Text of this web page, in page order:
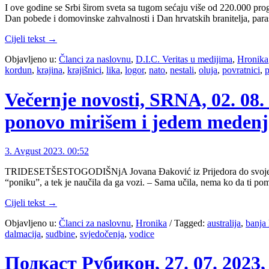
I ove godine se Srbi širom sveta sa tugom sećaju više od 220.000
Dan pobede i domovinske zahvalnosti i Dan hrvatskih branitelja,
Cijeli tekst →
Objavljeno u: Članci za naslovnu, D.I.C. Veritas u medijima, Hronika
kordun, krajina, krajišnici, lika, logor, nato, nestali, oluja, povratnici,
Večernje novosti, SRNA, 02.
ponovo mirišem i jedem
3. Avgust 2023. 00:52
TRIDESETŠESTOGODIŠNjA Jovana Đaković iz Prijedora do
“poniku”, a tek je naučila da ga vozi. – Sama učila, nema ko da ti
Cijeli tekst →
Objavljeno u: Članci za naslovnu, Hronika /Tagged: australija, banja
dalmacija, sudbine, svjedočenja, vodice
Подкаст Рубикон, 27. 07.